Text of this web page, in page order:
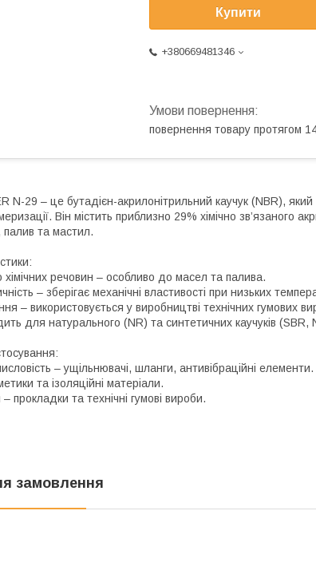
Купити
+380669481346
повернення товару протягом
N-29 – це бутадієн-акрилонітрильний каучук (NBR),
Він містить приблизно 29% хімічно зв’язаного
палив та мастил.
хімічних речовин – особливо до масел та палива.
– зберігає механічні властивості при низьких
– використовується у виробництві технічних гумових
для натурального (NR) та синтетичних каучуків (SBR,
– ущільнювачі, шланги, антивібраційні елементи.
та ізоляційні матеріали.
та технічні гумові вироби.
замовлення